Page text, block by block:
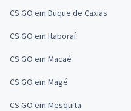
CS GO em Duque de Caxias
CS GO em Itaboraí
CS GO em Macaé
CS GO em Magé
CS GO em Mesquita